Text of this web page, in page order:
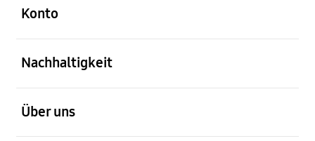
Konto
Nachhaltigkeit
Über uns